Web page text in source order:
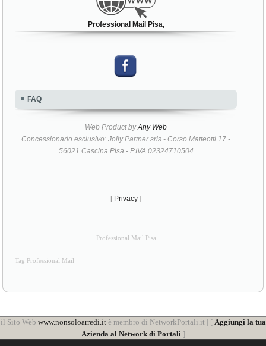
Professional Mail Pisa,
FAQ
Web Product byAny Web
Concessionario esclusivo: Jolly Partner srls - Corso Matteotti 17 -
56021 Cascina Pisa - P.IVA 02324710504
[ Privacy ]
Professional Mail Pisa
Tag Professional Mail
il Sito Web www.nonsoloarredi.itè membro di NetworkPortali.it | [ Aggiungi la tua
Azienda al Network di Portali]